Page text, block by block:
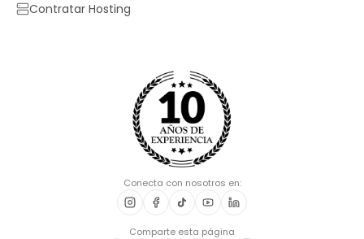
Contratar Hosting
Conecta con nosotros en:
Comparte esta página